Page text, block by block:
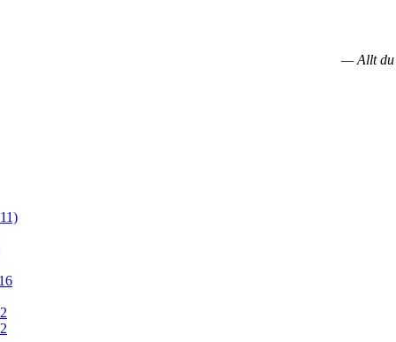
— Allt du